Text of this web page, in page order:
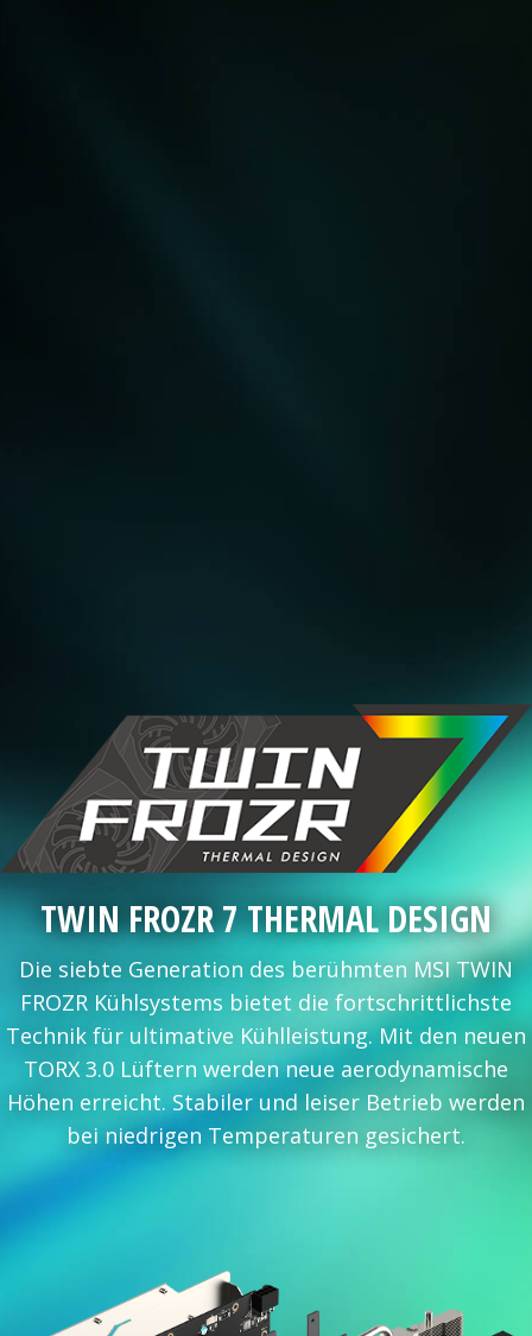
TWIN FROZR 7 THERMAL DESIGN
Die siebte Generation des berühmten MSI TWIN
FROZR Kühlsystems bietet die fortschrittlichste
Technik für ultimative Kühlleistung. Mit den neuen
TORX 3.0 Lüftern werden neue aerodynamische
Höhen erreicht. Stabiler und leiser Betrieb werden
bei niedrigen Temperaturen gesichert.